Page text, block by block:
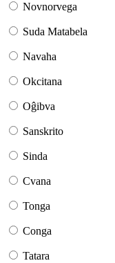
Novnorvega
Suda Matabela
Navaha
Okcitana
Oĝibva
Sanskrito
Sinda
Cvana
Tonga
Conga
Tatara